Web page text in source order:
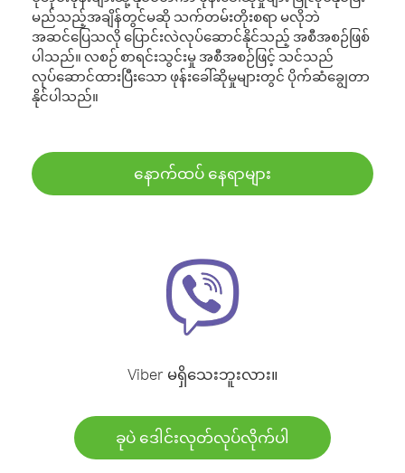
မည်သည့်အချိန်တွင်မဆို သက်တမ်းတိုးစရာ မလိုဘဲ
အဆင်ပြေသလို ပြောင်းလဲလုပ်ဆောင်နိုင်သည့် အစီအစဉ်ဖြစ်
ပါသည်။ လစဉ် စာရင်းသွင်းမှု အစီအစဉ်ဖြင့် သင်သည်
လုပ်ဆောင်ထားပြီးသော ဖုန်းခေါ်ဆိုမှုများတွင် ပိုက်ဆံချွေတာ
နိုင်ပါသည်။
နောက်ထပ် နေရာများ
Viber မရှိသေးဘူးလား။
ခုပဲ ဒေါင်းလုတ်လုပ်လိုက်ပါ